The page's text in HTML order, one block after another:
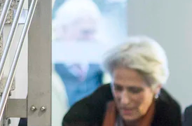
berlin
nord
wahrheit
verlag